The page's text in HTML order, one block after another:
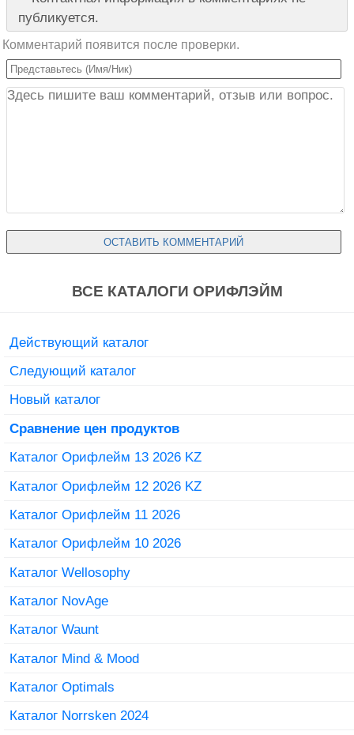
публикуется.
Комментарий появится после проверки.
ВСЕ КАТАЛОГИ ОРИФЛЭЙМ
Действующий каталог
Следующий каталог
Новый каталог
Сравнение цен продуктов
Каталог Орифлейм 13 2026 KZ
Каталог Орифлейм 12 2026 KZ
Каталог Орифлейм 11 2026
Каталог Орифлейм 10 2026
Каталог Wellosophy
Каталог NovAge
Каталог Waunt
Каталог Mind & Mood
Каталог Optimals
Каталог Norrsken 2024